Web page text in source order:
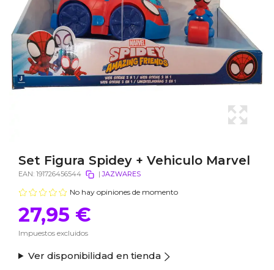
Set Figura Spidey + Vehiculo Marvel
EAN: 191726456544 |JAZWARES
No hay opiniones de momento
27,95 €
Impuestos excluidos
Ver disponibilidad en tienda